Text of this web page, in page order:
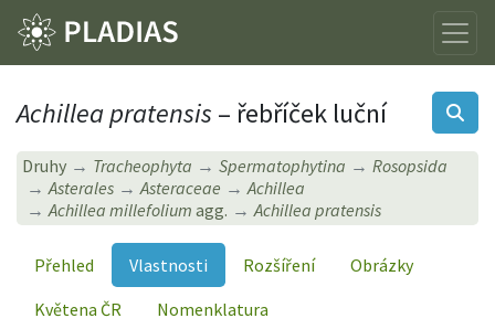
Achillea pratensis – řebříček luční
Druhy Tracheophyta Spermatophytina
Rosopsida
Asterales
Asteraceae
Achillea
Achillea millefolium agg. Achillea pratensis
Přehled Vlastnosti Rozšíření
Obrázky
Květena ČR
Nomenklatura